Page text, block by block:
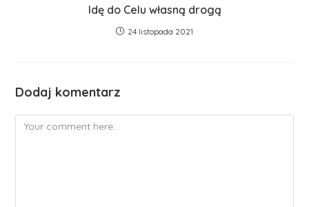
Idę do Celu własną drogą
24 listopada 2021
Dodaj komentarz
Comment